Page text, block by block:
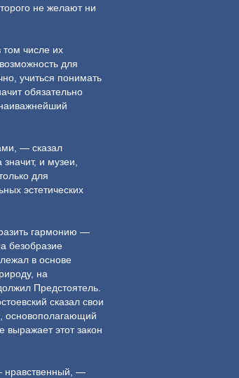
не желают ни
числе их
для
учиться понимать
обязательно
— сказал
и музеи,
для
эстетических
гармонию —
безобразие
в основе
на
Предстоятель.
сказал свои
основополагающий
этот закон
нравственный, —